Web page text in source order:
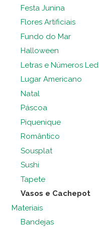
Festa Junina
Flores Artificiais
Fundo do Mar
Halloween
Letras e Números Led
Lugar Americano
Natal
Páscoa
Piquenique
Romântico
Sousplat
Sushi
Tapete
Vasos e Cachepot
Materiais
Bandejas